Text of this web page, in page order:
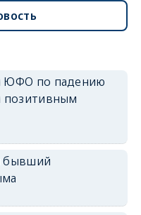
ЮФО по падению
позитивным
бывший